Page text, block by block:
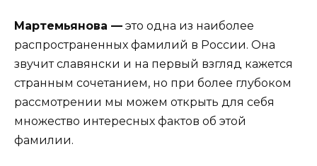
Мартемьянова — это одна из наиболее
распространенных фамилий в России. Она
звучит славянски и на первый взгляд кажется
странным сочетанием, но при более глубоком
рассмотрении мы можем открыть для себя
множество интересных фактов об этой
фамилии.